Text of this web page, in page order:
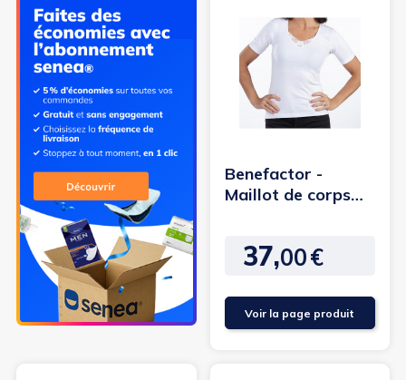
Benefactor -
Maillot de corps
Prix
37,00€
Voir la page produit